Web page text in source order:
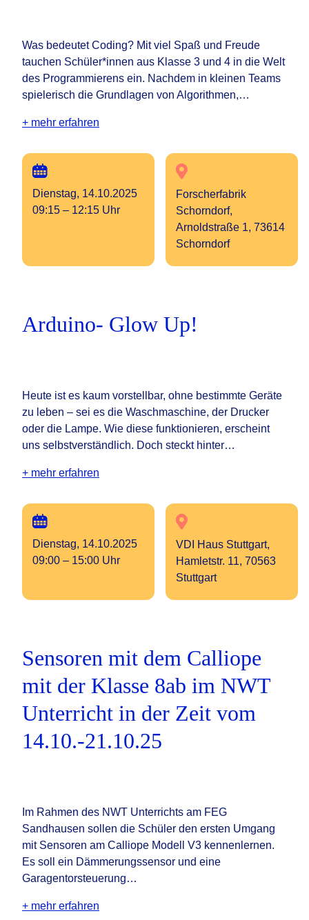
Was bedeutet Coding? Mit viel Spaß und Freude
tauchen Schüler*innen aus Klasse 3 und 4 in die Welt
des Programmierens ein. Nachdem in kleinen Teams
spielerisch die Grundlagen von Algorithmen,…
+ mehr erfahren
Dienstag, 14.10.2025
09:15 – 12:15 Uhr
Forscherfabrik
Schorndorf,
Arnoldstraße 1, 73614
Schorndorf
Arduino- Glow Up!
Heute ist es kaum vorstellbar, ohne bestimmte Geräte
zu leben – sei es die Waschmaschine, der Drucker
oder die Lampe. Wie diese funktionieren, erscheint
uns selbstverständlich. Doch steckt hinter…
+ mehr erfahren
Dienstag, 14.10.2025
09:00 – 15:00 Uhr
VDI Haus Stuttgart,
Hamletstr. 11, 70563
Stuttgart
Sensoren mit dem Calliope
mit der Klasse 8ab im NWT
Unterricht in der Zeit vom
14.10.-21.10.25
Im Rahmen des NWT Unterrichts am FEG
Sandhausen sollen die Schüler den ersten Umgang
mit Sensoren am Calliope Modell V3 kennenlernen.
Es soll ein Dämmerungssensor und eine
Garagentorsteuerung…
+ mehr erfahren